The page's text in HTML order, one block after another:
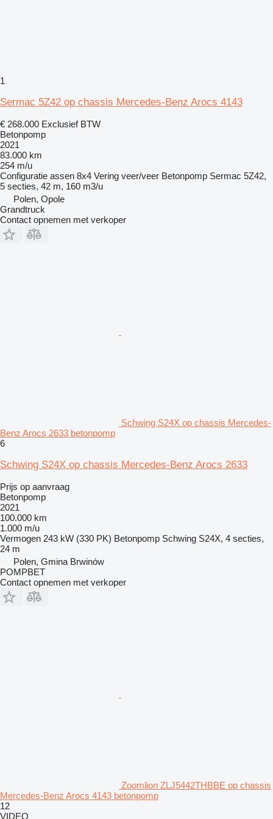
1
Sermac 5Z42 op chassis Mercedes-Benz Arocs 4143
€ 268.000 Exclusief BTW
Betonpomp
2021
83.000 km
254 m/u
Configuratie assen 8x4 Vering veer/veer Betonpomp Sermac 5Z42,
5 secties, 42 m, 160 m3/u
Polen, Opole
Grandtruck
Contact opnemen met verkoper
Schwing S24X op chassis Mercedes-
Benz Arocs 2633 betonpomp
6
Schwing S24X op chassis Mercedes-Benz Arocs 2633
Prijs op aanvraag
Betonpomp
2021
100.000 km
1.000 m/u
Vermogen 243 kW (330 PK) Betonpomp Schwing S24X, 4 secties,
24 m
Polen, Gmina Brwinów
POMPBET
Contact opnemen met verkoper
Zoomlion ZLJ5442THBBE op chassis
Mercedes-Benz Arocs 4143 betonpomp
12
VIDEO